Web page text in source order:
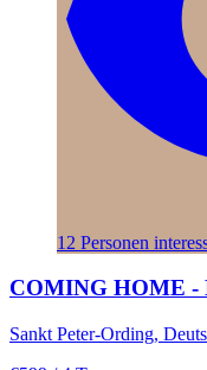
12 Personen
COMING HOME -
Sankt Peter-Ording,